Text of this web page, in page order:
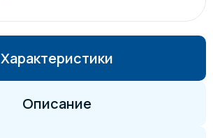
Характеристики
Описание